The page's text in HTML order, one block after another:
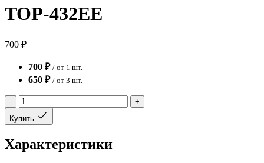
TOP-432EE
700 ₽
700 ₽ / от 1 шт.
650 ₽ / от 3 шт.
-
+
Купить
Характеристики